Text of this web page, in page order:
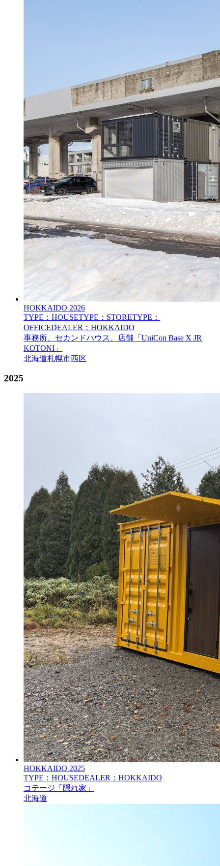
HOKKAIDO 2026
TYPE：HOUSETYPE：STORETYPE：
OFFICEDEALER：HOKKAIDO
事務所、セカンドハウス、店舗「UniCon Base X JR
KOTONI」
北海道札幌市西区
2025
HOKKAIDO 2025
TYPE：HOUSEDEALER：HOKKAIDO
コテージ「隠れ家」
北海道